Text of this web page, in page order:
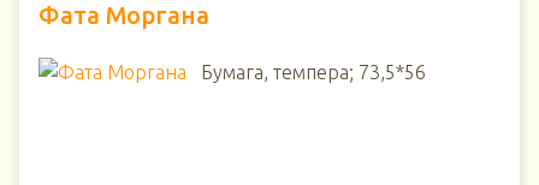
Фата Моргана
Бумага, темпера; 73,5*56